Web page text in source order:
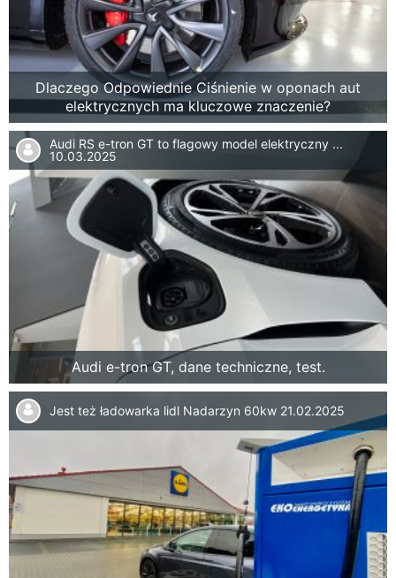
Dlaczego Odpowiednie Ciśnienie w oponach aut
elektrycznych ma kluczowe znaczenie?
Audi RS e-tron GT to flagowy model elektryczny ...
10.03.2025
Audi e-tron GT, dane techniczne, test.
Jest też ładowarka lidl Nadarzyn 60kw 21.02.2025